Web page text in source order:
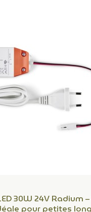
30W 24V Radium
pour petites